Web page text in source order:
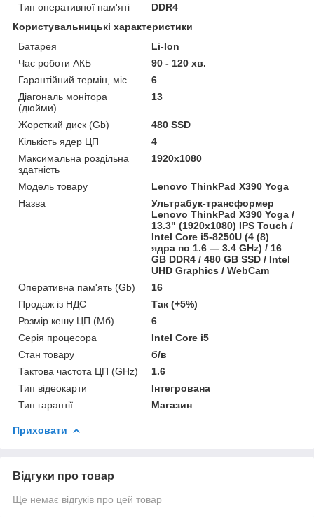
Тип оперативної пам'яті
DDR4
Користувальницькі характеристики
Батарея
Li-Ion
Час роботи АКБ
90 - 120 хв.
Гарантійний термін, міс.
6
Діагональ монітора
(дюйми)
13
Жорсткий диск (Gb)
480 SSD
Кількість ядер ЦП
4
Максимальна роздільна
здатність
1920x1080
Модель товару
Lenovo ThinkPad X390 Yoga
Назва
Ультрабук-трансформер
Lenovo ThinkPad X390 Yoga /
13.3" (1920x1080) IPS Touch /
Intel Core i5-8250U (4 (8)
ядра по 1.6 — 3.4 GHz) / 16
GB DDR4 / 480 GB SSD / Intel
UHD Graphics / WebCam
Оперативна пам'ять (Gb)
16
Продаж із НДС
Так (+5%)
Розмір кешу ЦП (Мб)
6
Серія процесора
Intel Core i5
Стан товару
б/в
Тактова частота ЦП (GHz)
1.6
Тип відеокарти
Інтегрована
Тип гарантії
Магазин
Приховати
Відгуки про товар
Ще немає відгуків про цей товар